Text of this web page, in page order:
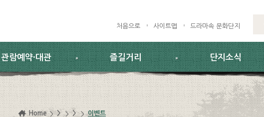
처음으로 사이트맵 드라마속 문화단지
관람예약·대관 즐길거리 단지소식
Home > > 이벤트